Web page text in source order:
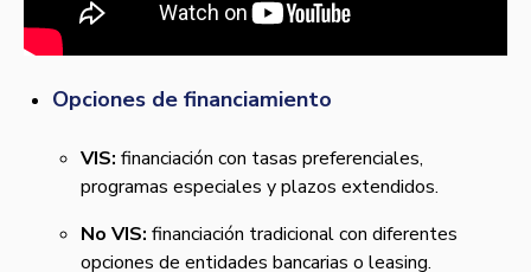
Opciones de financiamiento
VIS: financiación con tasas preferenciales,
programas especiales y plazos extendidos.
No VIS: financiación tradicional con diferentes
opciones de entidades bancarias o leasing.